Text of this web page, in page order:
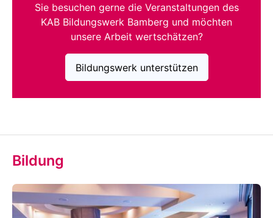
Sie besuchen gerne die Veranstaltungen des
KAB Bildungswerk Bamberg und möchten
unsere Arbeit wertschätzen?
Bildungswerk unterstützen
Bildung